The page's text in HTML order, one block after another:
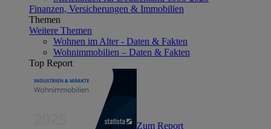
Finanzen, Versicherungen & Immobilien
Themen
Weitere Themen
Wohnen im Alter - Daten & Fakten
Wohnimmobilien – Daten & Fakten
Top Report
Zum Report